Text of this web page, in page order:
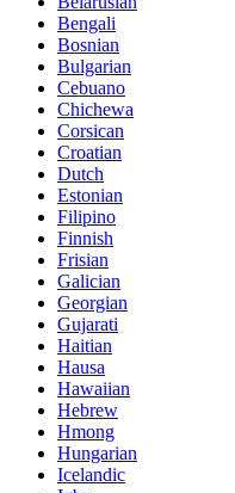
Bengali
Bosnian
Bulgarian
Cebuano
Chichewa
Corsican
Croatian
Dutch
Estonian
Filipino
Finnish
Frisian
Galician
Georgian
Gujarati
Haitian
Hausa
Hawaiian
Hebrew
Hmong
Hungarian
Icelandic